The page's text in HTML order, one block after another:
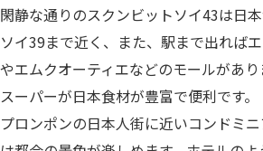
閑静な通りのスクンビットソイ43は日
ソイ39まで近く、また、駅まで出れば
やエムクオーティエなどのモールがあ
スーパーが日本食材が豊富で便利です。
プロンポンの日本人街に近いコンドミ